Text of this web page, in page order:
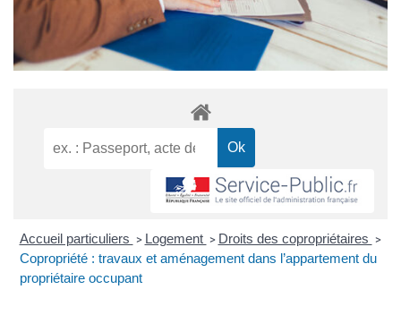
Accueil particuliers > Logement > Droits des copropriétaires >
Copropriété : travaux et aménagement dans l’appartement du
propriétaire occupant